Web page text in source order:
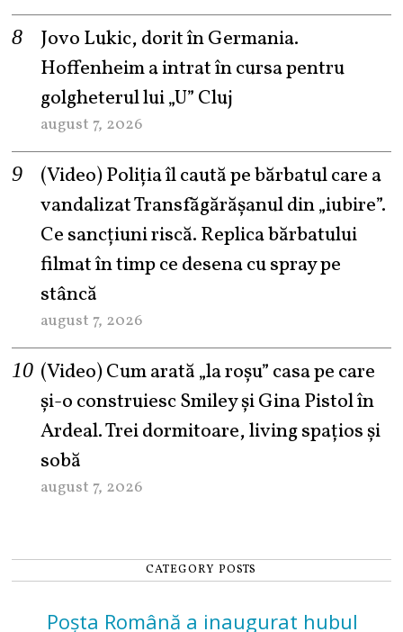
Jovo Lukic, dorit în Germania.
Hoffenheim a intrat în cursa pentru
golgheterul lui „U” Cluj
august 7, 2026
(Video) Poliția îl caută pe bărbatul care a
vandalizat Transfăgărășanul din „iubire”.
Ce sancțiuni riscă. Replica bărbatului
filmat în timp ce desena cu spray pe
stâncă
august 7, 2026
(Video) Cum arată „la roşu” casa pe care
şi-o construiesc Smiley şi Gina Pistol în
Ardeal. Trei dormitoare, living spațios și
sobă
august 7, 2026
CATEGORY POSTS
Poșta Română a inaugurat hubul